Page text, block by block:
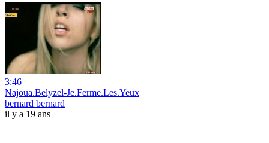
3:46
Najoua.Belyzel-Je.Ferme.Les.Yeux
bernard bernard
il y a 19 ans